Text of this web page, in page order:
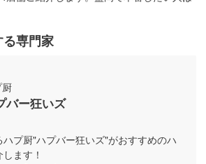
専門家
バー狂いズ
プ厨"ハプバー狂いズ"がおすすめのハ
ます！